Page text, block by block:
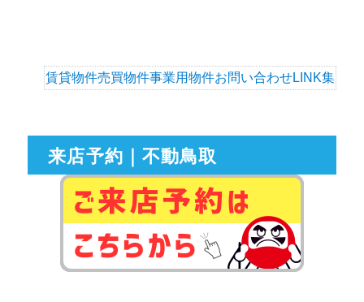
賃貸物件売買物件事業用物件お問い合わせLINK集
来店予約｜不動鳥取